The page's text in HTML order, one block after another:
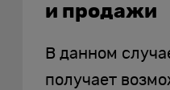
и продажи
В данном
получает